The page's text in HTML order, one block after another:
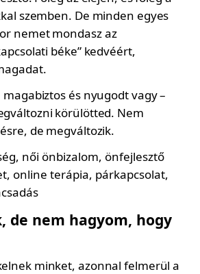
szemben. De minden egyes
nemet mondasz az
béke” kedvéért,
és nyugodt vagy –
körülötted. Nem
de megváltozik.
de nem hagyom, hogy
minket, azonnal felmerül a